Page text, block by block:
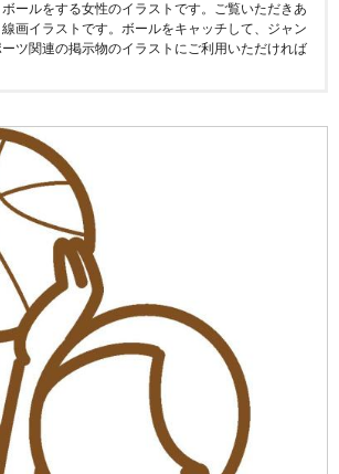
ールをする女性のイラストです。ご覧いただきあ
画イラストです。ボールをキャッチして、ジャン
ツ関連の掲示物のイラストにご利用いただければ